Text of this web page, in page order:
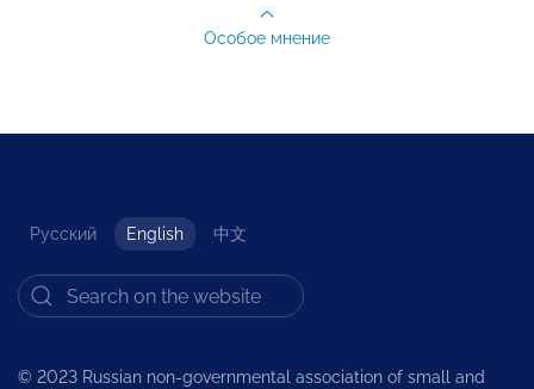
Особое мнение
Русский English 中文
© 2023 Russian non-governmental association of small and